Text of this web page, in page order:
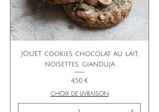
JOUET cookies chocolat au lait,
noisettes, gianduja
Prix
4,50 €
CHOIX DE LIVRAISON